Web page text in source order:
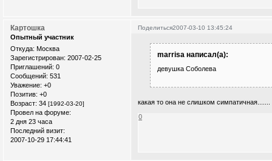
Поделиться2007-03-10 13:45:24
Картошка
Опытный участник
Откуда: Москва
Зарегистрирован: 2007-02-25
Приглашений: 0
Сообщений: 531
Уважение: +0
Позитив: +0
Возраст: 34 [1992-03-20]
Провел на форуме:
2 дня 23 часа
Последний визит:
2007-10-29 17:44:41
marrisa написал(а):
девушка Соболева
какая то она не слишком симпатичная.......
0